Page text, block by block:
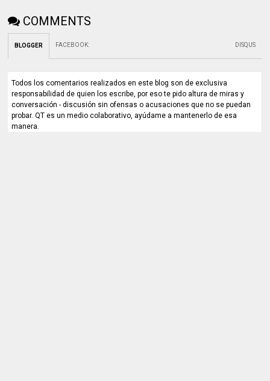
COMMENTS
BLOGGER FACEBOOK: DISQUS
Todos los comentarios realizados en este blog son de exclusiva
responsabilidad de quien los escribe, por eso te pido altura de miras y
conversación - discusión sin ofensas o acusaciones que no se puedan
probar. QT es un medio colaborativo, ayúdame a mantenerlo de esa
manera.